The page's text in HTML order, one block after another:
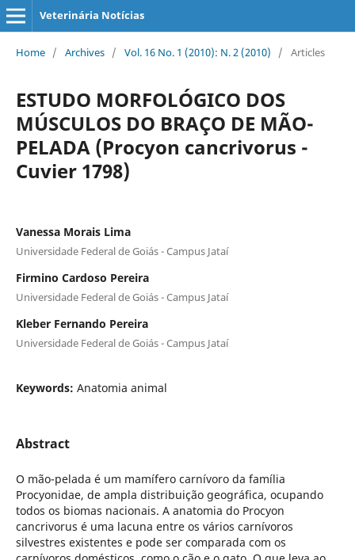
Veterinária Notícias
Home / Archives / Vol. 16 No. 1 (2010): N. 2 (2010) / Articles
ESTUDO MORFOLÓGICO DOS
MÚSCULOS DO BRAÇO DE MÃO-
PELADA (Procyon cancrivorus -
Cuvier 1798)
Vanessa Morais Lima
Universidade Federal de Goiás - Campus Jataí
Firmino Cardoso Pereira
Universidade Federal de Goiás - Campus Jataí
Kleber Fernando Pereira
Universidade Federal de Goiás - Campus Jataí
Keywords: Anatomia animal
Abstract
O mão-pelada é um mamífero carnívoro da família
Procyonidae, de ampla distribuição geográfica, ocupando
todos os biomas nacionais. A anatomia do Procyon
cancrivorus é uma lacuna entre os vários carnívoros
silvestres existentes e pode ser comparada com os